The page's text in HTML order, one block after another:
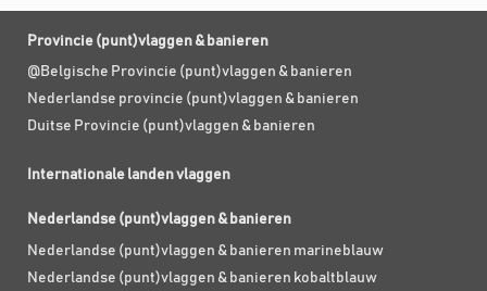
Provincie (punt)vlaggen & banieren
@Belgische Provincie (punt)vlaggen & banieren
Nederlandse provincie (punt)vlaggen & banieren
Duitse Provincie (punt)vlaggen & banieren
Internationale landen vlaggen
Nederlandse (punt)vlaggen & banieren
Nederlandse (punt)vlaggen & banieren marineblauw
Nederlandse (punt)vlaggen & banieren kobaltblauw